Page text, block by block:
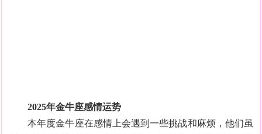
2025年金牛座感情运势
本年度金牛座在感情上会遇到一些挑战和麻烦，他们虽